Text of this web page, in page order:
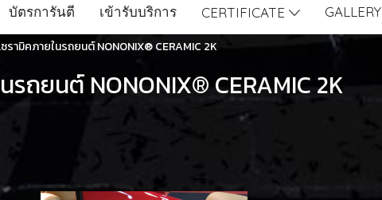
บัตรการันตี เข้ารับบริการ CERTIFICATE GALLERY
ามิคภายในรถยนต์ NONONIX® CERAMIC 2K
ถยนต์ NONONIX® CERAMIC 2K